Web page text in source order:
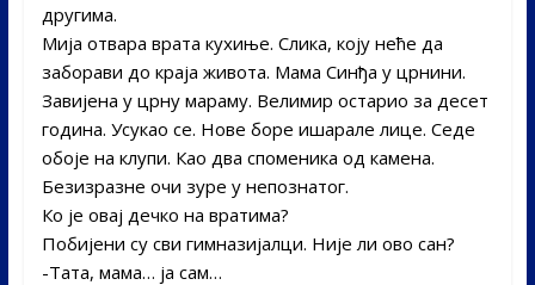
другима.
Мија отвара врата кухиње. Слика, коју неће да
заборави до краја живота. Мама Синђа у црнини.
Завијена у црну мараму. Велимир остарио за десет
година. Усукао се. Нове боре ишарале лице. Седе
обоје на клупи. Као два споменика од камена.
Безизразне очи зуре у непознатог.
Ко је овај дечко на вратима?
Побијени су сви гимназијалци. Није ли ово сан?­
-Тата, мама… ја сам…